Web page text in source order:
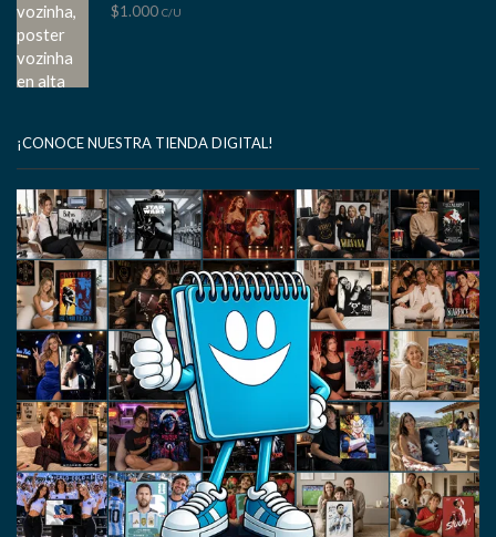
$1.000 C/U
¡CONOCE NUESTRA TIENDA DIGITAL!